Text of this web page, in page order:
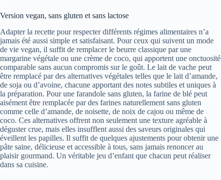
Version vegan, sans gluten et sans lactose
Adapter la recette pour respecter différents régimes alimentaires n’a
jamais été aussi simple et satisfaisant. Pour ceux qui suivent un mode
de vie vegan, il suffit de remplacer le beurre classique par une
margarine végétale ou une crème de coco, qui apportent une onctuosité
comparable sans aucun compromis sur le goût. Le lait de vache peut
être remplacé par des alternatives végétales telles que le lait d’amande,
de soja ou d’avoine, chacune apportant des notes subtiles et uniques à
la préparation. Pour une farandole sans gluten, la farine de blé peut
aisément être remplacée par des farines naturellement sans gluten
comme celle d’amande, de noisette, de noix de cajou ou même de
coco. Ces alternatives offrent non seulement une texture agréable à
déguster crue, mais elles insufflent aussi des saveurs originales qui
éveillent les papilles. Il suffit de quelques ajustements pour obtenir une
pâte saine, délicieuse et accessible à tous, sans jamais renoncer au
plaisir gourmand. Un véritable jeu d’enfant que chacun peut réaliser
dans sa cuisine.